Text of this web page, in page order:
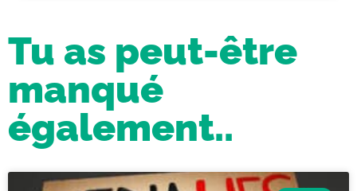
Tu as peut-être
manqué
également..